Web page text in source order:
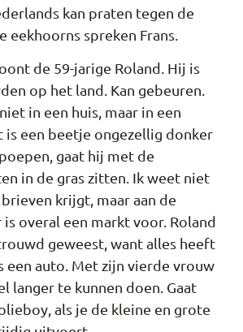
kan praten tegen de
eekhoorns spreken Frans.
de 59-jarige Roland. Hij is
op het land. Kan gebeuren.
in een huis, maar in een
is een beetje ongezellig donker
gaat hij met de
in de gras zitten. Ik weet niet
krijgt, maar aan de
is overal een markt voor. Roland
geweest, want alles heeft
een auto. Met zijn vierde vrouw
langer te kunnen doen. Gaat
als je de kleine en grote